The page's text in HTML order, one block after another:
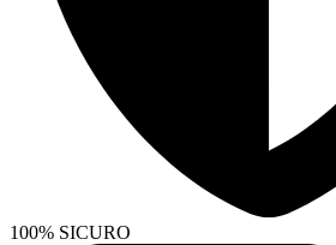
100% SICURO